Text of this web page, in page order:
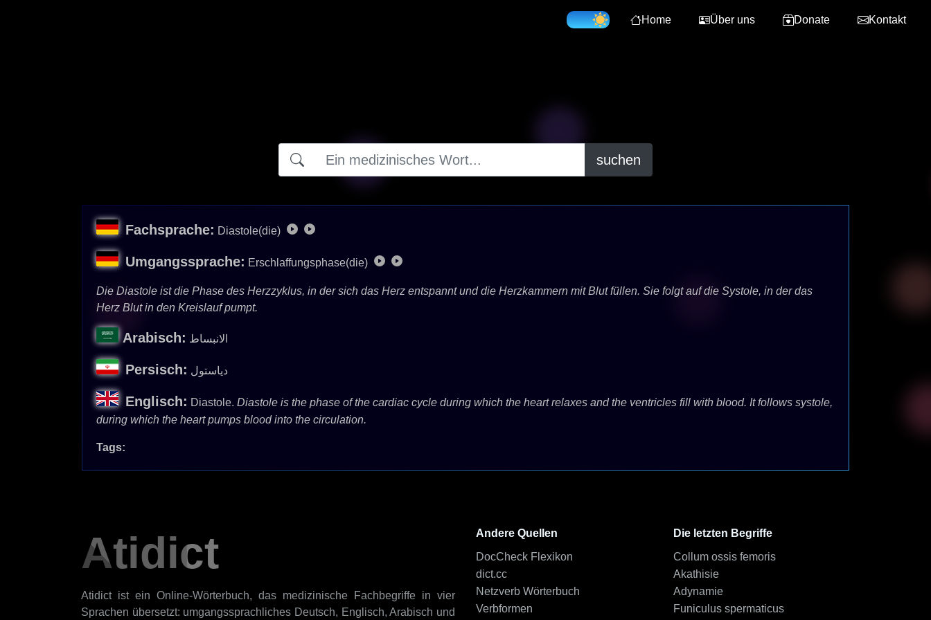
Home Über uns Donate Kontakt
suchen
Fachsprache: Diastole(die)
Umgangssprache: Erschlaffungsphase(die)
Die Diastole ist die Phase des Herzzyklus, in der sich das Herz entspannt und die Herzkammern mit Blut füllen. Sie folgt auf die Systole, in der das
Herz Blut in den Kreislauf pumpt.
Arabisch: الانبساط
Persisch: دیاستول
Englisch: Diastole. Diastole is the phase of the cardiac cycle during which the heart relaxes and the ventricles fill with blood. It follows systole,
during which the heart pumps blood into the circulation.
Tags:
Atidict
Atidict ist ein Online-Wörterbuch, das medizinische Fachbegriffe in vier
Sprachen übersetzt: umgangssprachliches Deutsch, Englisch, Arabisch und
Andere Quellen
DocCheck Flexikon
dict.cc
Netzverb Wörterbuch
Verbformen
Die letzten Begriffe
Collum ossis femoris
Akathisie
Adynamie
Funiculus spermaticus